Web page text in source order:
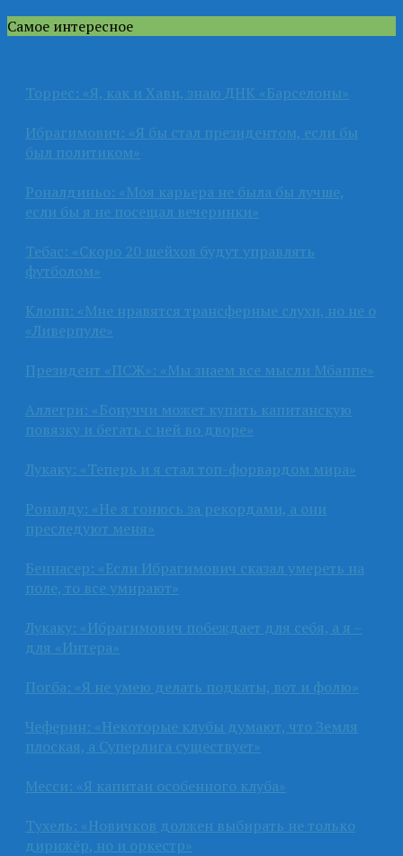
Самое интересное
Торрес: «Я, как и Хави, знаю ДНК «Барселоны»
Ибрагимович: «Я бы стал президентом, если бы
был политиком»
Роналдиньо: «Моя карьера не была бы лучше,
если бы я не посещал вечеринки»
Тебас: «Скоро 20 шейхов будут управлять
футболом»
Клопп: «Мне нравятся трансферные слухи, но не о
«Ливерпуле»
Президент «ПСЖ»: «Мы знаем все мысли Мбаппе»
Аллегри: «Бонуччи может купить капитанскую
повязку и бегать с ней во дворе»
Лукаку: «Теперь и я стал топ-форвардом мира»
Роналду: «Не я гонюсь за рекордами, а они
преследуют меня»
Беннасер: «Если Ибрагимович сказал умереть на
поле, то все умирают»
Лукаку: «Ибрагимович побеждает для себя, а я –
для «Интера»
Погба: «Я не умею делать подкаты, вот и фолю»
Чеферин: «Некоторые клубы думают, что Земля
плоская, а Суперлига существует»
Месси: «Я капитан особенного клуба»
Тухель: «Новичков должен выбирать не только
дирижёр, но и оркестр»